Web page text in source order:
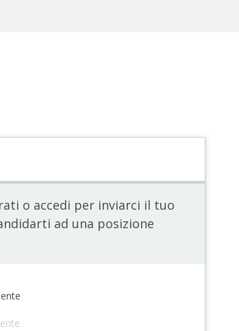
o accedi per inviarci il tuo
ad una posizione